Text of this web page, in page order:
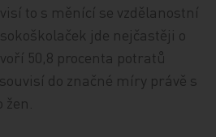
to s měnící se vzdělanostní
jde nejčastěji o
50,8 procenta potratů
do značné míry právě s